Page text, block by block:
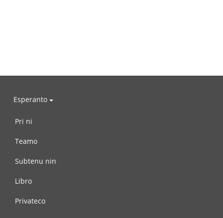
Esperanto
Pri ni
Teamo
Subtenu nin
Libro
Privateco